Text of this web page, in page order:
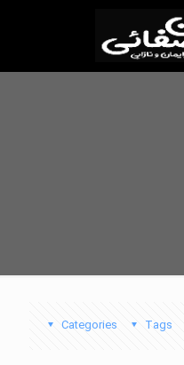
Categories Tags